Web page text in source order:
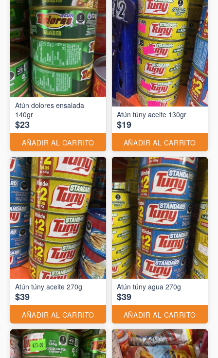
Atún dolores ensalada
140gr
$23
AÑADIR AL CARRITO
Atún túny aceite 130gr
$19
AÑADIR AL CARRITO
Atún túny aceite 270g
$39
AÑADIR AL CARRITO
Atún túny agua 270g
$39
AÑADIR AL CARRITO